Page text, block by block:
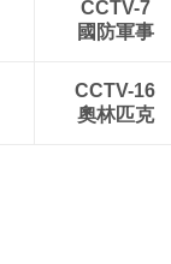
CCTV-7
國防軍事
CCTV-16
奧林匹克